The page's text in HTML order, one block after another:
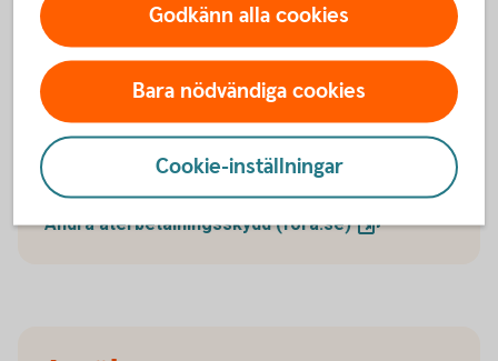
Återbetalningsskydd
Du kan ändra återbetalningsskydd genom att logga
in hos din valcentral.
Behöver duåterbetalningsskydd?
Ändra återbetalningsskydd(fora.se)
Godkänn alla cookies
Bara nödvändiga cookies
Cookie-inställningar